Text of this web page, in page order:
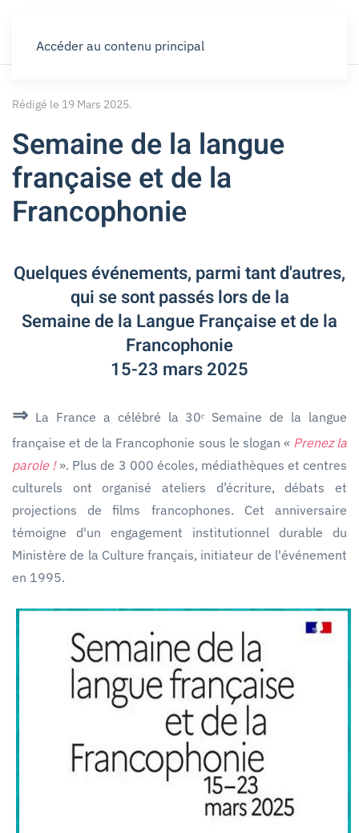
Accéder au contenu principal
Rédigé le 19 Mars 2025.
Semaine de la langue
française et de la
Francophonie
Quelques événements, parmi tant d'autres,
qui se sont passés lors de la
Semaine de la Langue Française et de la
Francophonie
15-23 mars 2025
⇒ La France a célébré la 30ᵉ Semaine de la langue
française et de la Francophonie sous le slogan « Prenez la
parole !». Plus de 3 000 écoles, médiathèques et centres
culturels ont organisé ateliers d’écriture, débats et
projections de films francophones. Cet anniversaire
témoigne d'un engagement institutionnel durable du
Ministère de la Culture français, initiateur de l'événement
en 1995.